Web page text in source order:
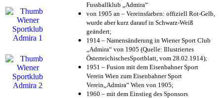
Fussballklub „Admira“
von 1905 an – Vereinsfarben: offiziell Rot-Gelb,
wurde aber kurz darauf in Schwarz-Weiß
geändert;
1914 – Namensänderung in Wiener Sport Club
„Admira“ von 1905 (Quelle: Illustriertes
ÖsterreichischesSportblatt, vom 28.02.1914);
1951 – Fusion mit dem Eisenbahner Sport
Verein Wien zum Eisenbahner Sport
Verein„Admira“ Wien von 1905;
1960 – mit dem Einstieg des Sponsors